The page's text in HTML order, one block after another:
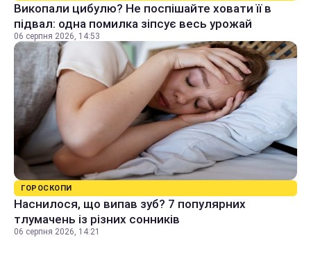
Викопали цибулю? Не поспішайте ховати її в
підвал: одна помилка зіпсує весь урожай
06 серпня 2026, 14:53
ГОРОСКОПИ
Наснилося, що випав зуб? 7 популярних
тлумачень із різних сонників
06 серпня 2026, 14:21